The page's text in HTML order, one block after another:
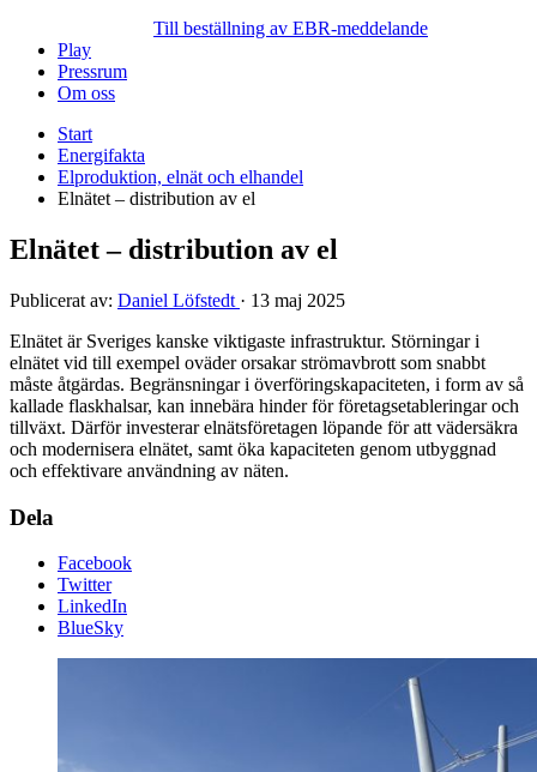
Till beställning av EBR-meddelande
Play
Pressrum
Om oss
Start
Energifakta
Elproduktion, elnät och elhandel
Elnätet – distribution av el
Elnätet – distribution av el
Publicerat av: Daniel Löfstedt · 13 maj 2025
Elnätet är Sveriges kanske viktigaste infrastruktur. Störningar i
elnätet vid till exempel oväder orsakar strömavbrott som snabbt
måste åtgärdas. Begränsningar i överföringskapaciteten, i form av så
kallade flaskhalsar, kan innebära hinder för företagsetableringar och
tillväxt. Därför investerar elnätsföretagen löpande för att vädersäkra
och modernisera elnätet, samt öka kapaciteten genom utbyggnad
och effektivare användning av näten.
Dela
Facebook
Twitter
LinkedIn
BlueSky